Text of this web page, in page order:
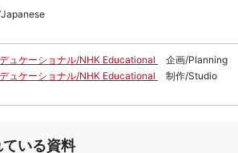
Japanese
ュケーショナル/NHK Educational
企画/Planning
ュケーショナル/NHK Educational
制作/Studio
いる資料